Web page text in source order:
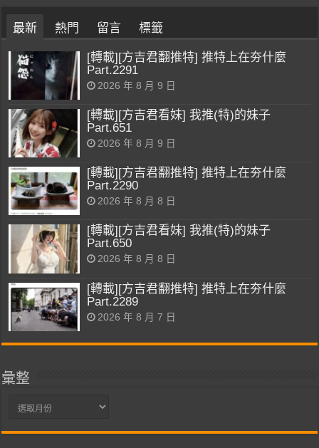
最新 熱門 留言 標籤
[轉載][方吉君翻推特] 推特上在夯什麼
Part.2291
2026 年 8 月 9 日
[轉載][方吉君看妹] 我推(特)的妹子
Part.651
2026 年 8 月 9 日
[轉載][方吉君翻推特] 推特上在夯什麼
Part.2290
2026 年 8 月 8 日
[轉載][方吉君看妹] 我推(特)的妹子
Part.650
2026 年 8 月 8 日
[轉載][方吉君翻推特] 推特上在夯什麼
Part.2289
2026 年 8 月 7 日
彙整
彙